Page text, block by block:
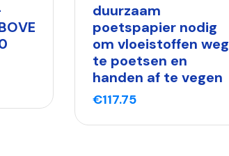
duurzaam
poetspapier nodig
om vloeistoffen weg
te poetsen en
handen af te vegen
€117.75